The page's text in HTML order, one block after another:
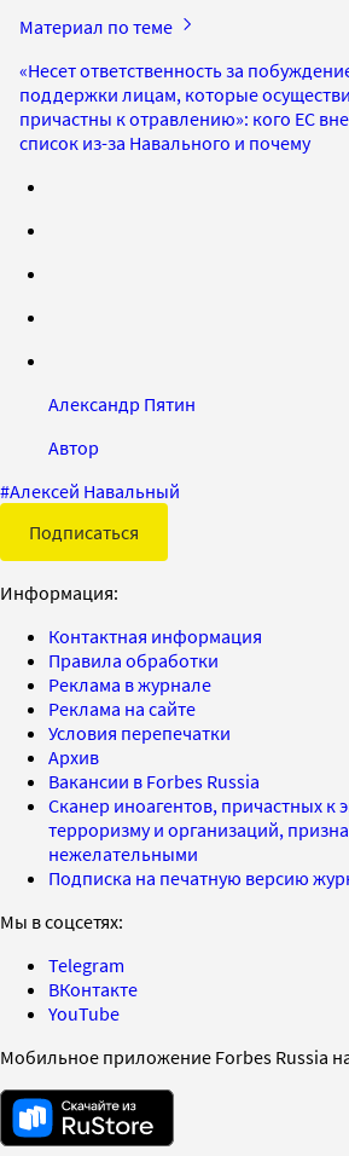
Материал по теме
«Несет ответственность за
поддержки лицам, которые
причастны к отравлению»: кого ЕС
список из-за Навального и почему
Александр Пятин
Автор
#Алексей Навальный
Подписаться
Информация:
Контактная информация
Правила обработки
Реклама в журнале
Реклама на сайте
Условия перепечатки
Архив
Вакансии в Forbes Russia
Сканер иноагентов, причастных к
терроризму и организаций,
нежелательными
Подписка на печатную версию
Мы в соцсетях:
Telegram
ВКонтакте
YouTube
Мобильное приложение Forbes Russia